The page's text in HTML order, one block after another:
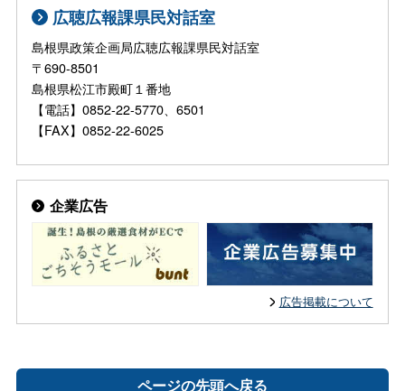
広聴広報課県民対話室
島根県政策企画局広聴広報課県民対話室
〒690-8501
島根県松江市殿町１番地
【電話】0852-22-5770、6501
【FAX】0852-22-6025
企業広告
広告掲載について
ページの先頭へ戻る